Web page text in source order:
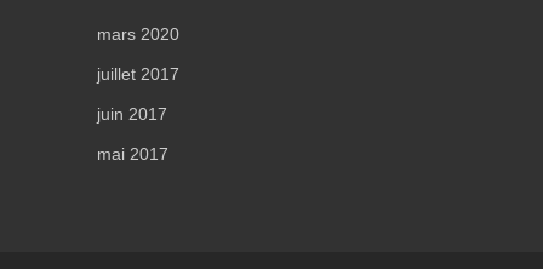
mars 2020
juillet 2017
juin 2017
mai 2017